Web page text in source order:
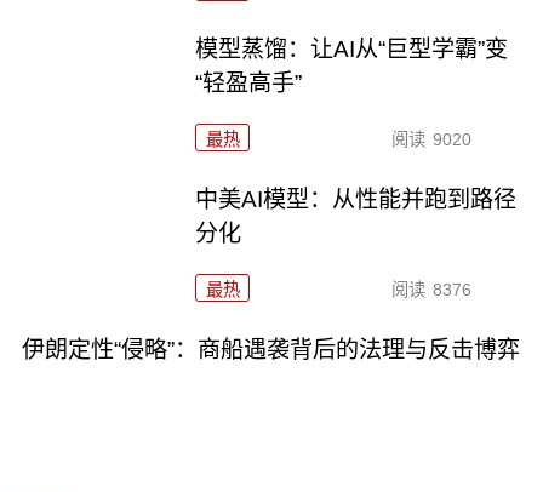
模型蒸馏：让AI从“巨型学霸”变
“轻盈高手”
最热 阅读 9020
中美AI模型：从性能并跑到路径
分化
最热 阅读 8376
伊朗定性“侵略”：商船遇袭背后的法理与反击博弈